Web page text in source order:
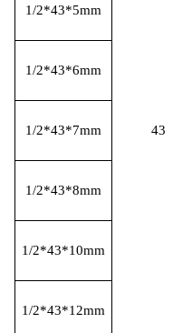
43
1/2*43*5mm
1/2*43*6mm
1/2*43*7mm
1/2*43*8mm
1/2*43*10mm
1/2*43*12mm